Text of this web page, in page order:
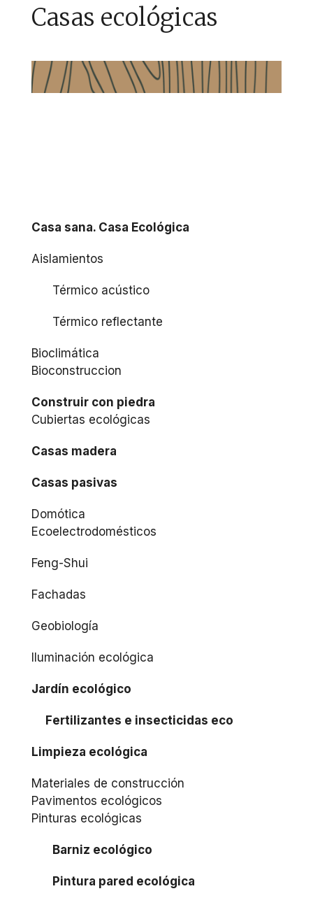
Casas ecológicas
Casa sana. Casa Ecológica
Aislamientos
Térmico acústico
Térmico reflectante
Bioclimática
Bioconstruccion
Construir con piedra
Cubiertas ecológicas
Casas madera
Casas pasivas
Domótica
Ecoelectrodomésticos
Feng-Shui
Fachadas
Geobiología
Iluminación ecológica
Jardín ecológico
Fertilizantes e insecticidas eco
Limpieza ecológica
Materiales de construcción
Pavimentos ecológicos
Pinturas ecológicas
Barniz ecológico
Pintura pared ecológica